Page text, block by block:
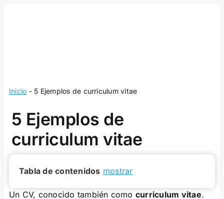
Inicio - 5 Ejemplos de curriculum vitae
5 Ejemplos de
curriculum vitae
Tabla de contenidos mostrar
Un CV, conocido también como curriculum vitae.